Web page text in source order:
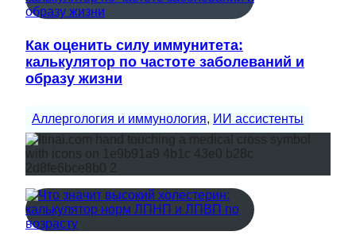
Как оценить силу иммунитета:
калькулятор по частоте заболеваний и
образу жизни
Аллергология и иммунология, ИИ ассистенты